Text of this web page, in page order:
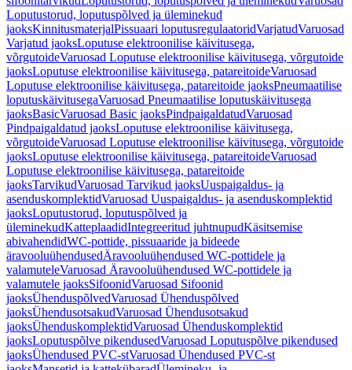
Loputustorud, loputuspõlved ja üleminekud
jaoksKinnitusmaterjalPissuaari loputusregulaatoridVarjatudVaruosad
Varjatud jaoksLoputuse elektroonilise käivitusega,
võrgutoideVaruosad Loputuse elektroonilise käivitusega, võrgutoide
jaoksLoputuse elektroonilise käivitusega, patareitoideVaruosad
Loputuse elektroonilise käivitusega, patareitoide jaoksPneumaatilise
loputuskäivitusegaVaruosad Pneumaatilise loputuskäivitusega
jaoksBasicVaruosad Basic jaoksPindpaigaldatudVaruosad
Pindpaigaldatud jaoksLoputuse elektroonilise käivitusega,
võrgutoideVaruosad Loputuse elektroonilise käivitusega, võrgutoide
jaoksLoputuse elektroonilise käivitusega, patareitoideVaruosad
Loputuse elektroonilise käivitusega, patareitoide
jaoksTarvikudVaruosad Tarvikud jaoksUuspaigaldus- ja
asenduskomplektidVaruosad Uuspaigaldus- ja asenduskomplektid
jaoksLoputustorud, loputuspõlved ja
üleminekudKatteplaadidIntegreeritud juhtnupudKäsitsemise
abivahendidWC-pottide, pissuaaride ja bideede
äravooluühendusedÄravooluühendused WC-pottidele ja
valamuteleVaruosad Äravooluühendused WC-pottidele ja
valamutele jaoksSifoonidVaruosad Sifoonid
jaoksÜhenduspõlvedVaruosad Ühenduspõlved
jaoksÜhendusotsakudVaruosad Ühendusotsakud
jaoksÜhenduskomplektidVaruosad Ühenduskomplektid
jaoksLoputuspõlve pikendusedVaruosad Loputuspõlve pikendused
jaoksÜhendused PVC-stVaruosad Ühendused PVC-st